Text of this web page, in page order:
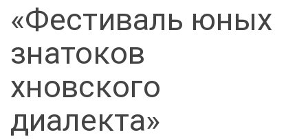
«Фестиваль юных
знатоков
хновского
диалекта»